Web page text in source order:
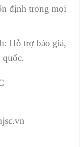
định trong mọi
Hỗ trợ báo giá,
quốc.